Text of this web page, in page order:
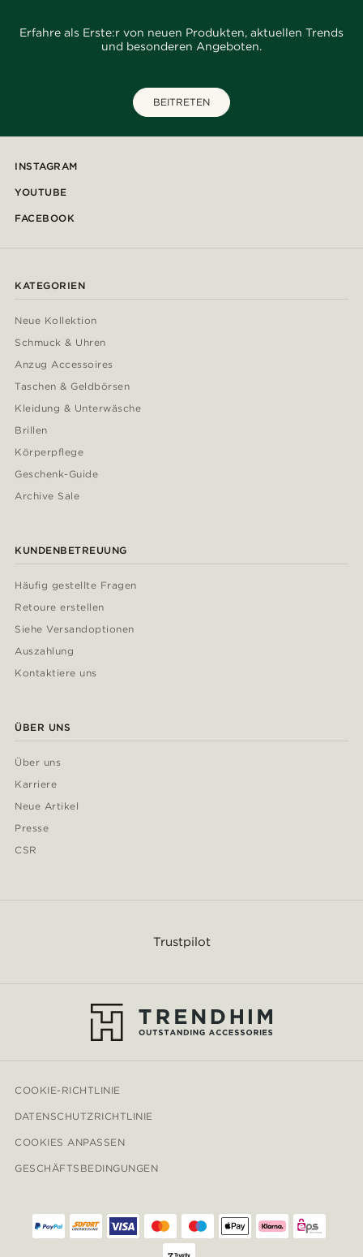
Erfahre als Erste:r von neuen Produkten, aktuellen Trends
und besonderen Angeboten.
BEITRETEN
INSTAGRAM
YOUTUBE
FACEBOOK
KATEGORIEN
Neue Kollektion
Schmuck & Uhren
Anzug Accessoires
Taschen & Geldbörsen
Kleidung & Unterwäsche
Brillen
Körperpflege
Geschenk-Guide
Archive Sale
KUNDENBETREUUNG
Häufig gestellte Fragen
Retoure erstellen
Siehe Versandoptionen
Auszahlung
Kontaktiere uns
ÜBER UNS
Über uns
Karriere
Neue Artikel
Presse
CSR
Trustpilot
COOKIE-RICHTLINIE
DATENSCHUTZRICHTLINIE
COOKIES ANPASSEN
GESCHÄFTSBEDINGUNGEN